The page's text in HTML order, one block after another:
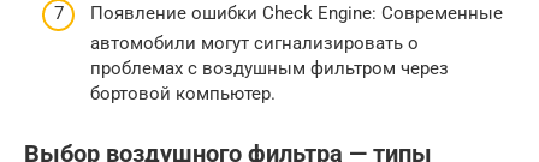
Появление ошибки Check Engine: Современные
автомобили могут сигнализировать о
проблемах с воздушным фильтром через
бортовой компьютер.
Выбор воздушного фильтра — типы